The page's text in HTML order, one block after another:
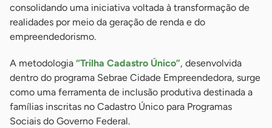
consolidando uma iniciativa voltada à transformação de
realidades por meio da geração de renda e do
empreendedorismo.
A metodologia “Trilha Cadastro Único”, desenvolvida
dentro do programa Sebrae Cidade Empreendedora, surge
como uma ferramenta de inclusão produtiva destinada a
famílias inscritas no Cadastro Único para Programas
Sociais do Governo Federal.